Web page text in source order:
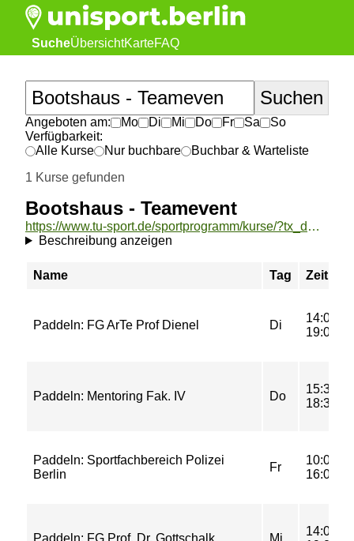
SucheÜbersichtKarteFAQ
Angeboten am: Mo Di Mi Do Fr Sa
So
Verfügbarkeit:
Alle Kurse
Nur buchbare
Buchbar & Warteliste
1 Kurse gefunden
Bootshaus - Teamevent
https://www.tu-sport.de/sportprogramm/kurse/?tx_dwzeh_courses%5Baction%5D=show&tx_dwzeh_courses%5BsportsDescription%5D=1611&cHash=e78dd122c79b18903ecc04ce4f636bad
Beschreibung anzeigen
Name Tag Zeit
Paddeln: FG ArTe Prof Dienel Di
14:00-
19:00
Paddeln: Mentoring Fak. IV Do
15:30-
18:30
Paddeln: Sportfachbereich Polizei
Berlin
Fr
10:00-
16:00
Paddeln: FG Prof. Dr. Gottschalk Mi
14:00-